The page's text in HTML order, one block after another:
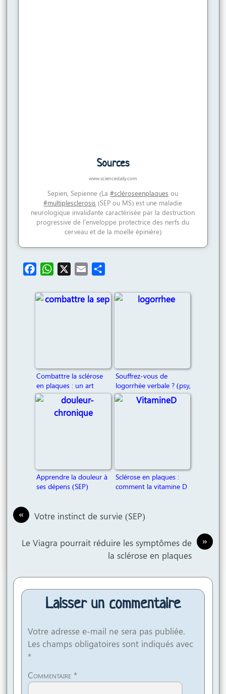
Sources
www.sciencedaily.com
Sepien, Sepienne (La#scléroseenplaques ou
#multiplesclerosis (SEP ou MS) est une maladie
neurologique invalidante caractérisée par la destruction
progressive de l'enveloppe protectrice des nerfs du
cerveau et de la moelle épinière)
c
W
a
a
r
Combattre la sclérose
en plaques : un art
martial
Souffrez-vous de
logorrhée verbale ? (psy,
neuro,TSA…)
Apprendre la douleur à
ses dépens (SEP)
Sclérose en plaques :
comment la vitamine D
« Votre instinct de survie (SEP)
»
Le Viagra pourrait réduire les symptômes de
la sclérose en plaques
Laisser un commentaire
Votre adresse e-mail ne sera pas publiée.
Les champs obligatoires sont indiqués avec
*
Commentaire*